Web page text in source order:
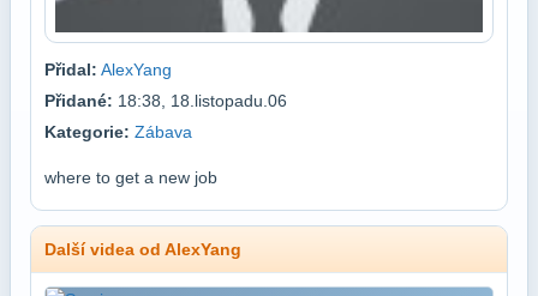
Přidal: AlexYang
Přidané: 18:38, 18.listopadu.06
Kategorie: Zábava
where to get a new job
Další videa od AlexYang